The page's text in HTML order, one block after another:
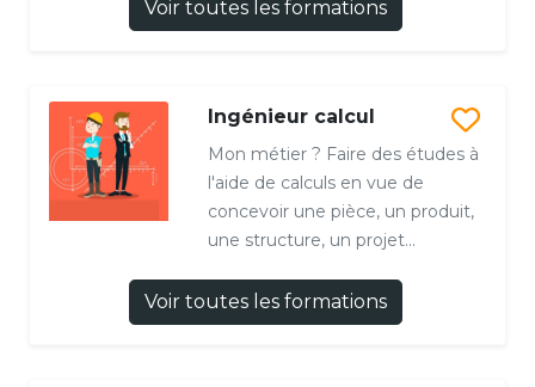
Voir toutes les formations
Ingénieur calcul
Mon métier ? Faire des études à
l'aide de calculs en vue de
concevoir une pièce, un produit,
une structure, un projet...
Voir toutes les formations